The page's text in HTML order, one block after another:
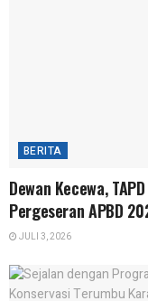
BERITA
Dewan Kecewa,
Pergeseran APBD
JULI 3, 2026